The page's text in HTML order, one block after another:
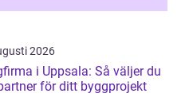
2026
i Uppsala: Så väljer du
för ditt byggprojekt